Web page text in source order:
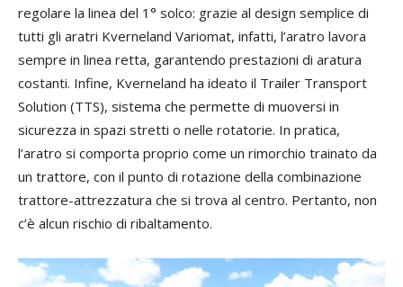
regolare la linea del 1° solco: grazie al design semplice di
tutti gli aratri Kverneland Variomat, infatti, l’aratro lavora
sempre in linea retta, garantendo prestazioni di aratura
costanti. Infine, Kverneland ha ideato il Trailer Transport
Solution (TTS), sistema che permette di muoversi in
sicurezza in spazi stretti o nelle rotatorie. In pratica,
l’aratro si comporta proprio come un rimorchio trainato da
un trattore, con il punto di rotazione della combinazione
trattore-attrezzatura che si trova al centro. Pertanto, non
c’è alcun rischio di ribaltamento.